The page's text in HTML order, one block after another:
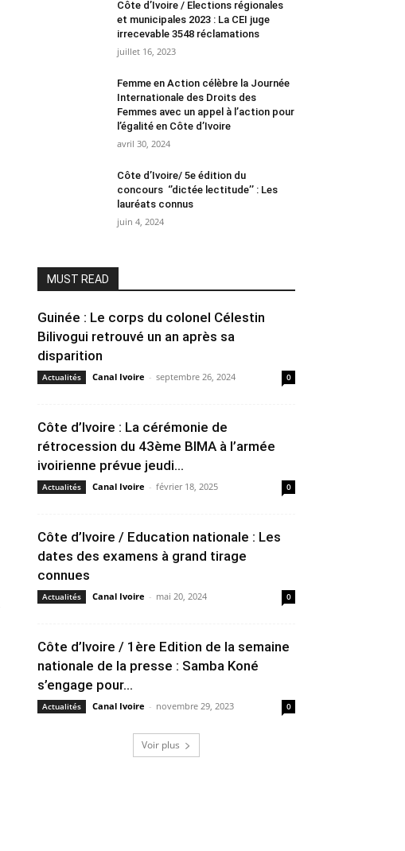
Côte d’Ivoire / Elections régionales
et municipales 2023 : La CEI juge
irrecevable 3548 réclamations
juillet 16, 2023
Femme en Action célèbre la Journée
Internationale des Droits des
Femmes avec un appel à l’action pour
l’égalité en Côte d’Ivoire
avril 30, 2024
Côte d’Ivoire/ 5e édition du
concours ‘’dictée lectitude’’ : Les
lauréats connus
juin 4, 2024
MUST READ
Guinée : Le corps du colonel Célestin
Bilivogui retrouvé un an après sa
disparition
Actualités Canal Ivoire - septembre 26, 2024 0
Côte d’Ivoire : La cérémonie de
rétrocession du 43ème BIMA à l’armée
ivoirienne prévue jeudi...
Actualités Canal Ivoire - février 18, 2025 0
Côte d’Ivoire / Education nationale : Les
dates des examens à grand tirage
connues
Actualités Canal Ivoire - mai 20, 2024 0
Côte d’Ivoire / 1ère Edition de la semaine
nationale de la presse : Samba Koné
s’engage pour...
Actualités Canal Ivoire - novembre 29, 2023 0
Voir plus